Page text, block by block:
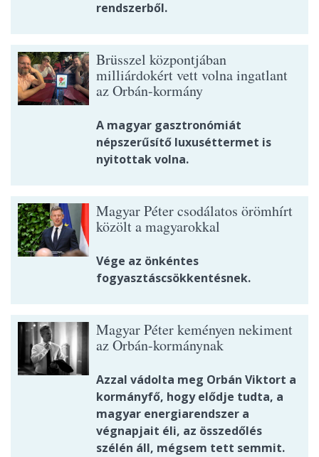
rendszerből.
Brüsszel központjában
milliárdokért vett volna ingatlant
az Orbán-kormány
A magyar gasztronómiát
népszerűsítő luxuséttermet is
nyitottak volna.
Magyar Péter csodálatos örömhírt
közölt a magyarokkal
Vége az önkéntes
fogyasztáscsökkentésnek.
Magyar Péter keményen nekiment
az Orbán-kormánynak
Azzal vádolta meg Orbán Viktort a
kormányfő, hogy elődje tudta, a
magyar energiarendszer a
végnapjait éli, az összedőlés
szélén áll, mégsem tett semmit.